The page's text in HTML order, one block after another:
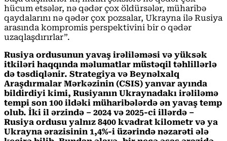
hücum etsələr, nə qədər çox öldürsələr, müharibə
qaydalarını nə qədər çox pozsalar, Ukrayna ilə Rusiya
arasında kompromis perspektivini bir o qədər
uzaqlaşdırırlar”.
Rusiya ordusunun yavaş irəliləməsi və yüksək
itkiləri haqqında məlumatlar müstəqil təhlillərlə
də təsdiqlənir. Strategiya və Beynəlxalq
Araşdırmalar Mərkəzinin (CSIS) yanvar ayında
bildirdiyi kimi, Rusiyanın Ukraynadakı irəliləmə
tempi son 100 ildəki müharibələrdə ən yavaş temp
olub. İki il ərzində – 2024 və 2025-ci illərdə –
Rusiya ordusu yalnız 8400 kvadrat kilometr və ya
Ukrayna ərazisinin 1,4%-i üzərində nəzarəti ələ